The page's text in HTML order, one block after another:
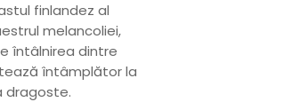
finlandez al
melancoliei,
întâlnirea dintre
întâmplător la
dragoste.